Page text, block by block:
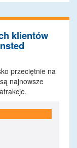
klientów
przeciętnie na
najnowsze